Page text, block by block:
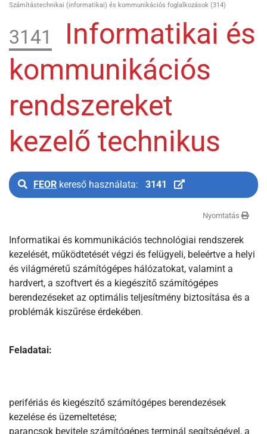
Számítástechnikai (informatikai) és kommunikációs foglalkozások (314)
3141
Informatikai és
kommunikációs
rendszereket
kezelő technikus
FEOR kereső használata: 3141
Nyomtatás
Informatikai és kommunikációs technológiai rendszerek
kezelését, működtetését végzi és felügyeli, beleértve a helyi
és világméretű számítógépes hálózatokat, valamint a
hardvert, a szoftvert és a kiegészítő számítógépes
berendezéseket az optimális teljesítmény biztosítása és a
problémák kiszűrése érdekében.
Feladatai:
perifériás és kiegészítő számítógépes berendezések
kezelése és üzemeltetése;
parancsok bevitele számítógépes terminál segítségével, a